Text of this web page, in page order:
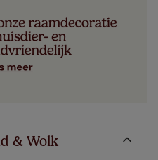
& Wolk